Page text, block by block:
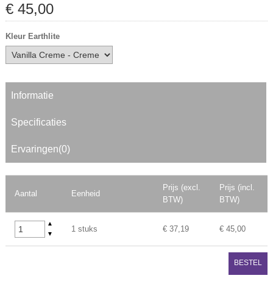
€ 45,00
Kleur Earthlite
Informatie
Specificaties
Ervaringen(0)
Aantal Eenheid
Prijs (excl.
BTW)
Prijs (incl.
BTW)
▲
▼
1 stuks € 37,19 € 45,00
BESTEL